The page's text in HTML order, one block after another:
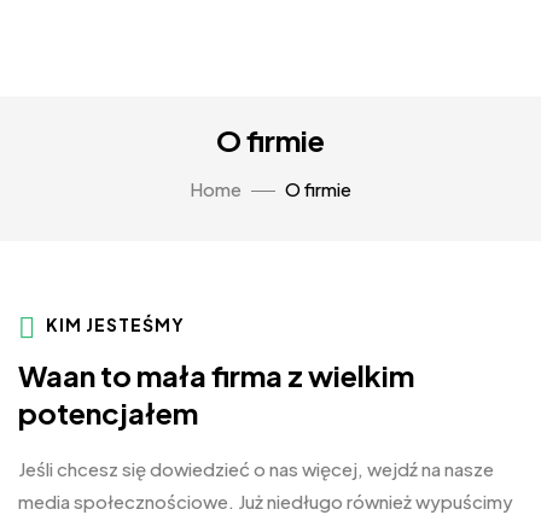
O firmie
Home O firmie
KIM JESTEŚMY
Waan to mała firma z wielkim
potencjałem
Jeśli chcesz się dowiedzieć o nas więcej, wejdź na nasze
media społecznościowe. Już niedługo również wypuścimy